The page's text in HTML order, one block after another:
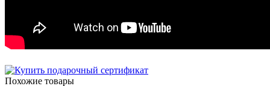
Похожие товары